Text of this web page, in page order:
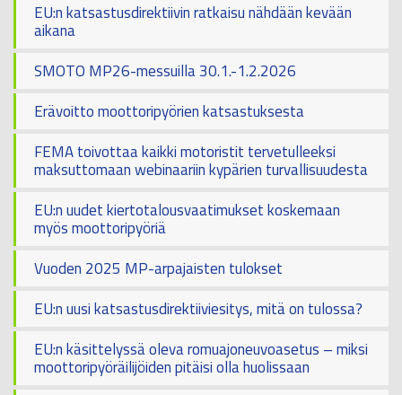
EU:n katsastusdirektiivin ratkaisu nähdään kevään
aikana
SMOTO MP26-messuilla 30.1.-1.2.2026
Erävoitto moottoripyörien katsastuksesta
FEMA toivottaa kaikki motoristit tervetulleeksi
maksuttomaan webinaariin kypärien turvallisuudesta
EU:n uudet kiertotalousvaatimukset koskemaan
myös moottoripyöriä
Vuoden 2025 MP-arpajaisten tulokset
EU:n uusi katsastusdirektiiviesitys, mitä on tulossa?
EU:n käsittelyssä oleva romuajoneuvoasetus – miksi
moottoripyöräilijöiden pitäisi olla huolissaan